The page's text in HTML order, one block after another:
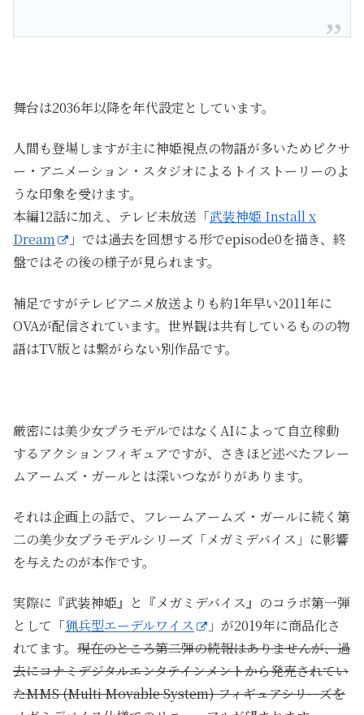
舞台は2036年以降を年代設定としています。
人間も登場しますが主に神姫視点の物語が多いためピクサ
ー・アニメーション・スタジオによるトイストーリーのよ
うな印象を受けます。
本編12話に加え、テレビ未放送「武装神姫 Install x
Dream
」では過去を回想する形でepisode0を描き、終
盤ではその後の様子が見られます。
補足ですがテレビアニメ放送よりも約1年早い2011年に
OVAが配信されています。世界観は共有しているものの物
語はTV版とは繋がらない別作品です。
厳密には美少女プラモデルではなくAIによって自立稼動
するアクションフィギュアですが、さきほど述べたフレー
ムアームズ・ガールとは深いつながりがあります。
それは企画上の話で、フレームアームズ・ガールに続く第
二の美少女プラモデルシリーズ「メガミデバイス」に影響
を与えたのが本作です。
実際に『武装神姫』と『メガミデバイス』のコラボ第一弾
として「猟兵型エーデルワイス
」が2019年に商品化さ
れてます。 現在のところ第二弾の続報はありませんが、過
去にコナミデジタルエンタテインメントから発売されてい
たMMS (Multi Movable System) フィギュアシリーズを